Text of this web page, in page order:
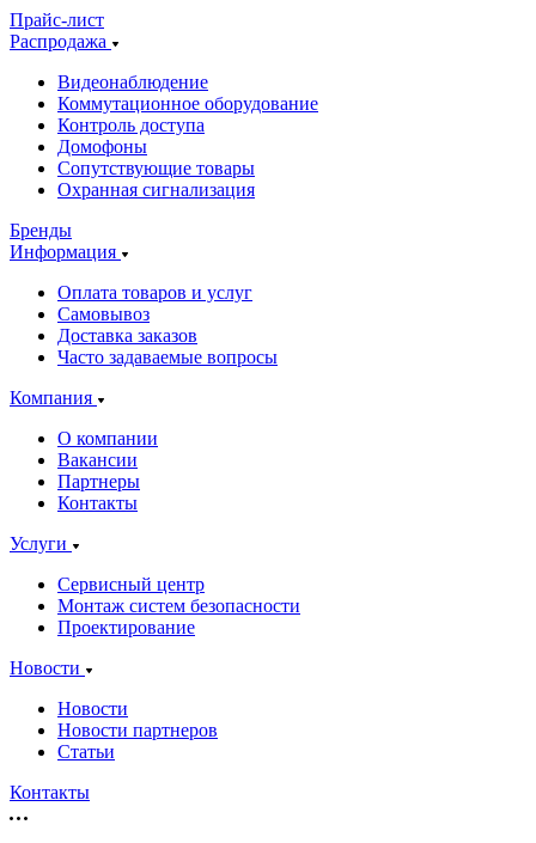
Прайс-лист
Распродажа
Видеонаблюдение
Коммутационное оборудование
Контроль доступа
Домофоны
Сопутствующие товары
Охранная сигнализация
Бренды
Информация
Оплата товаров и услуг
Самовывоз
Доставка заказов
Часто задаваемые вопросы
Компания
О компании
Вакансии
Партнеры
Контакты
Услуги
Сервисный центр
Монтаж систем безопасности
Проектирование
Новости
Новости
Новости партнеров
Статьи
Контакты